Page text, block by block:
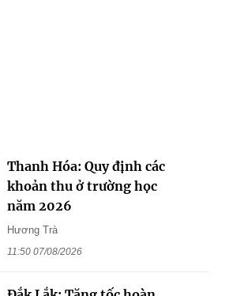
Thanh Hóa: Quy định các
khoản thu ở trường học
năm 2026
Hương Trà
11:50 07/08/2026